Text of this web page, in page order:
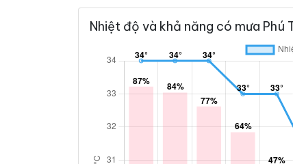
Nhiệt độ và khả năng có mưa Phú